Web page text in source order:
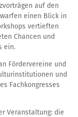
auf den
einen Blick in
vertieften
Chancen und
ein.
Fördervereine und
und
Fachkongresses
Veranstaltung: die